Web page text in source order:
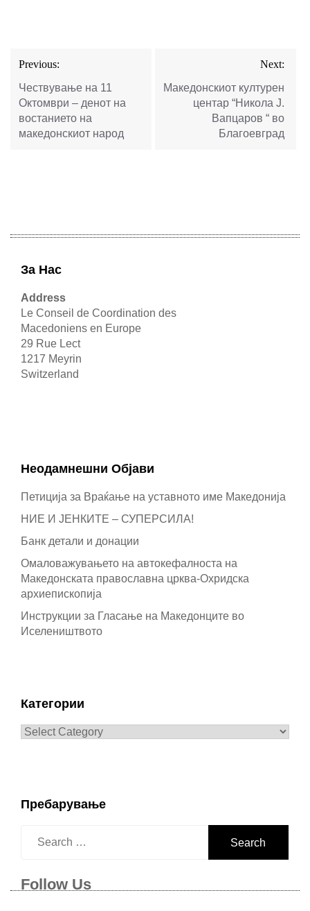
Post
navigation
Previous:
Чествување на 11
Октомври – денот на
востанието на
македонскиот народ
Next:
Македонскиот културен
центар “Никола Ј.
Вапцаров “ во
Благоевград
За Нас
Address
Le Conseil de Coordination des
Macedoniens en Europe
29 Rue Lect
1217 Meyrin
Switzerland
Неодамнешни Oбјави
Петиција за Враќање на уставното име Македонија
НИЕ И ЈЕНКИТЕ – СУПЕРСИЛА!
Банк детали и донации
Омаловажувањето на автокефалноста на
Македонската православна црква-Охридска
архиепископија
Инструкции за Гласање на Македонците во
Иселеништвото
Категории
Категории
Пребарување
Follow Us